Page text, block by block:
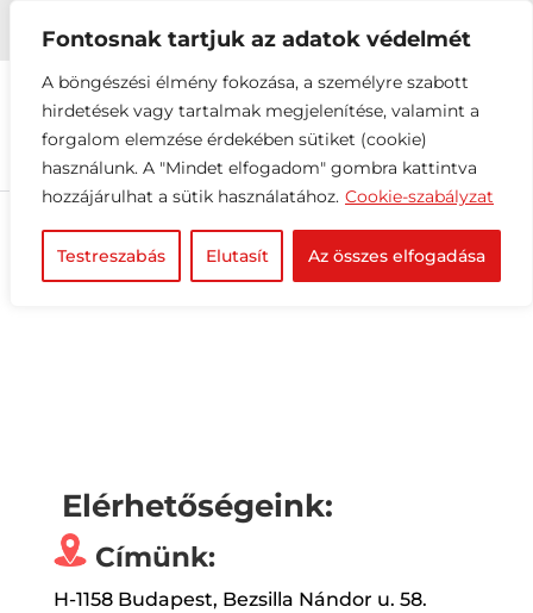
Fontosnak tartjuk az adatok védelmét
A böngészési élmény fokozása, a személyre szabott
hirdetések vagy tartalmak megjelenítése, valamint a
forgalom elemzése érdekében sütiket (cookie)
használunk. A "Mindet elfogadom" gombra kattintva
hozzájárulhat a sütik használatához. Cookie-szabályzat
Testreszabás Elutasít Az összes elfogadása
 +36 1 216 2612 info@elektrovill.hu
Elérhetőségeink:
Címünk:
H-1158 Budapest, Bezsilla Nándor u. 58.